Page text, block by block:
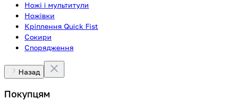
Ножі і мультитули
Ножівки
Кріплення Quick Fist
Сокири
Спорядження
Назад
Покупцям